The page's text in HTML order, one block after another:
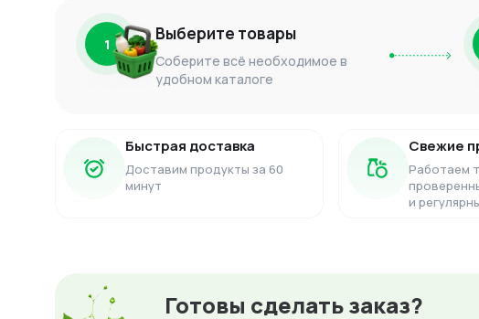
1 Выберите товары
Соберите всё необходимое в
удобном каталоге
Быстрая доставка
Доставим продукты за 60
минут
Свежие
Работаем
и
Готовы сделать заказ?